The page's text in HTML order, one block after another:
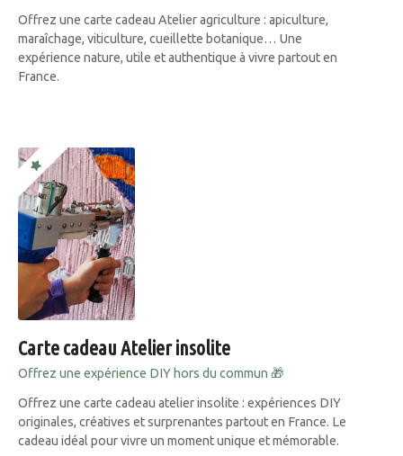
Offrez une carte cadeau Atelier agriculture : apiculture,
maraîchage, viticulture, cueillette botanique… Une
expérience nature, utile et authentique à vivre partout en
France.
Carte cadeau Atelier insolite
Offrez une expérience DIY hors du commun 🎁
Offrez une carte cadeau atelier insolite : expériences DIY
originales, créatives et surprenantes partout en France. Le
cadeau idéal pour vivre un moment unique et mémorable.